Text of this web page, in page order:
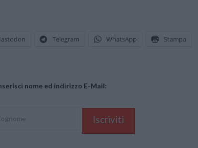
Telegram WhatsApp Stampa
nome ed indirizzo E-Mail: